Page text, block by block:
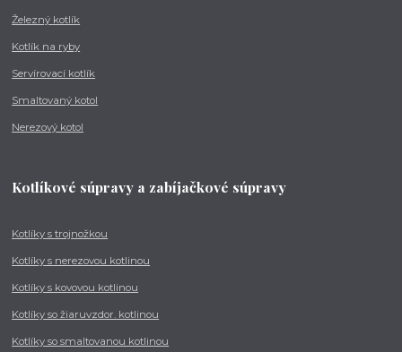
Železný kotlík
Kotlík na ryby
Servírovací kotlík
Smaltovaný kotol
Nerezový kotol
Kotlíkové súpravy a zabíjačkové súpravy
Kotlíky s trojnožkou
Kotlíky s nerezovou kotlinou
Kotlíky s kovovou kotlinou
Kotlíky so žiaruvzdor. kotlinou
Kotlíky so smaltovanou kotlinou